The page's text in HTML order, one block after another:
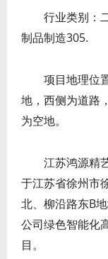
行业类别：二
制品制造305.
项目地理位置
地，西侧为道路
为空地。
江苏鸿源精艺
于江苏省徐州市
北、柳沿路东B
公司绿色智能化
目。